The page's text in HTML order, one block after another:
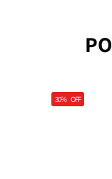
30% OFF